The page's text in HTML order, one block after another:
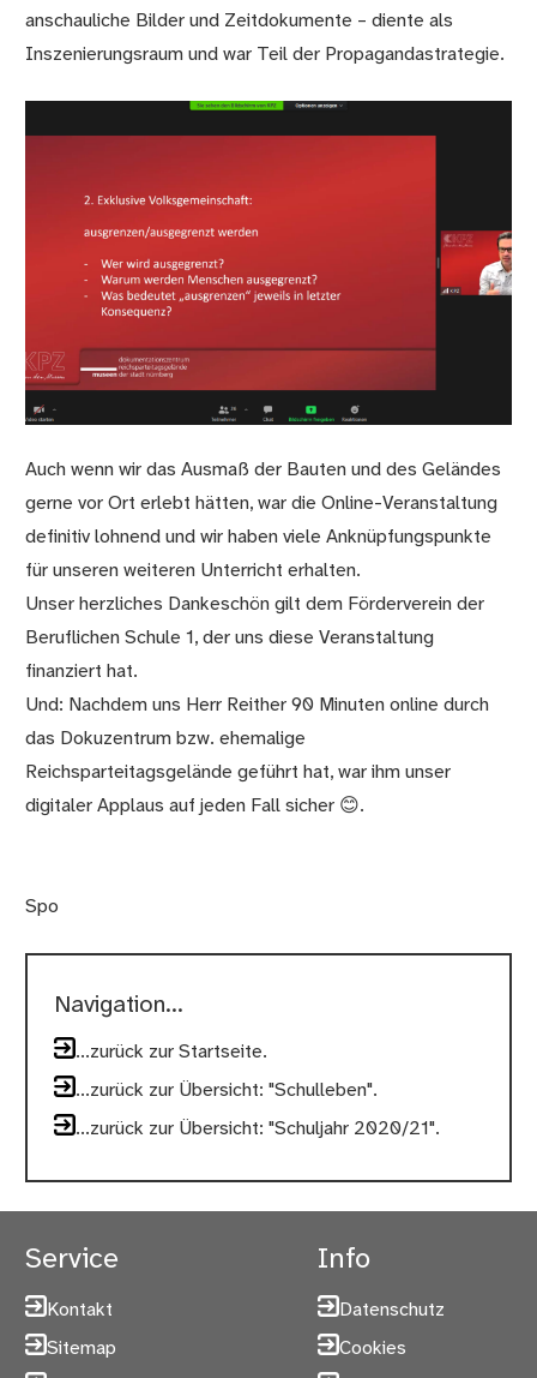
anschauliche Bilder und Zeitdokumente – diente als
Inszenierungsraum und war Teil der Propagandastrategie.
Auch wenn wir das Ausmaß der Bauten und des Geländes
gerne vor Ort erlebt hätten, war die Online-Veranstaltung
definitiv lohnend und wir haben viele Anknüpfungspunkte
für unseren weiteren Unterricht erhalten.
Unser herzliches Dankeschön gilt dem Förderverein der
Beruflichen Schule 1, der uns diese Veranstaltung
finanziert hat.
Und: Nachdem uns Herr Reither 90 Minuten online durch
das Dokuzentrum bzw. ehemalige
Reichsparteitagsgelände geführt hat, war ihm unser
digitaler Applaus auf jeden Fall sicher 😊.
Spo
Navigation...
...zurück zur Startseite.
...zurück zur Übersicht: "Schulleben".
...zurück zur Übersicht: "Schuljahr 2020/21".
Service
Kontakt
Sitemap
Info
Datenschutz
Cookies